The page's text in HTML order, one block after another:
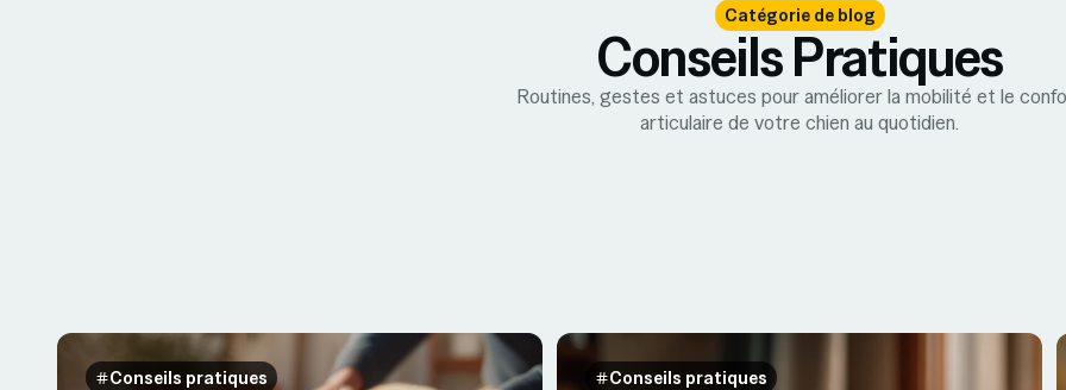
Catégorie de blog
Conseils Pratiques
Routines, gestes et astuces pour améliorer la mobilité et le
articulaire de votre chien au quotidien.
Conseils pratiques Conseils pratiques